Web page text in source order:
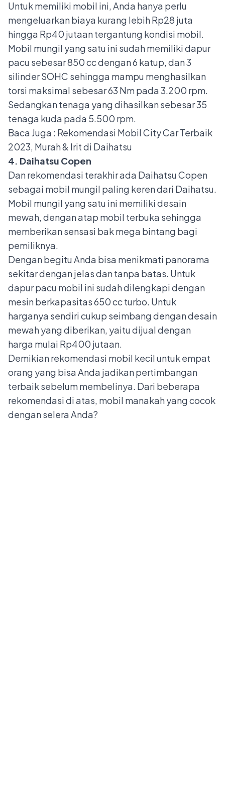
Untuk memiliki mobil ini, Anda hanya perlu
mengeluarkan biaya kurang lebih Rp28 juta
hingga Rp40 jutaan tergantung kondisi mobil.
Mobil mungil yang satu ini sudah memiliki dapur
pacu sebesar 850 cc dengan 6 katup, dan 3
silinder SOHC sehingga mampu menghasilkan
torsi maksimal sebesar 63 Nm pada 3.200 rpm.
Sedangkan tenaga yang dihasilkan sebesar 35
tenaga kuda pada 5.500 rpm.
Baca Juga : Rekomendasi Mobil City Car Terbaik
2023, Murah & Irit di Daihatsu
4. Daihatsu Copen
Dan rekomendasi terakhir ada Daihatsu Copen
sebagai mobil mungil paling keren dari Daihatsu.
Mobil mungil yang satu ini memiliki desain
mewah, dengan atap mobil terbuka sehingga
memberikan sensasi bak mega bintang bagi
pemiliknya.
Dengan begitu Anda bisa menikmati panorama
sekitar dengan jelas dan tanpa batas. Untuk
dapur pacu mobil ini sudah dilengkapi dengan
mesin berkapasitas 650 cc turbo. Untuk
harganya sendiri cukup seimbang dengan desain
mewah yang diberikan, yaitu dijual dengan
harga mulai Rp400 jutaan.
Demikian rekomendasi mobil kecil untuk empat
orang yang bisa Anda jadikan pertimbangan
terbaik sebelum membelinya. Dari beberapa
rekomendasi di atas, mobil manakah yang cocok
dengan selera Anda?